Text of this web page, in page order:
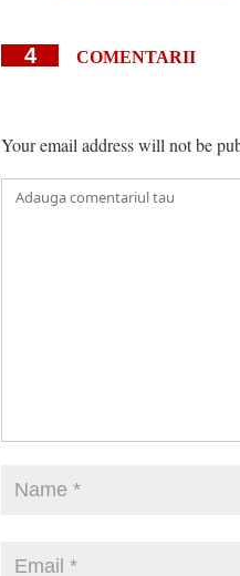
4 COMENTARII
Your email address will not be